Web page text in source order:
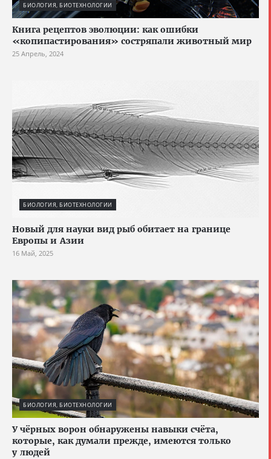
БИОЛОГИЯ, БИОТЕХНОЛОГИИ
Книга рецептов эволюции: как ошибки
«копипастирования» состряпали животный мир
25 Апрель, 2024
БИОЛОГИЯ, БИОТЕХНОЛОГИИ
Новый для науки вид рыб обитает на границе
Европы и Азии
16 Май, 2025
БИОЛОГИЯ, БИОТЕХНОЛОГИИ
У чёрных ворон обнаружены навыки счёта,
которые, как думали прежде, имеются только
у людей